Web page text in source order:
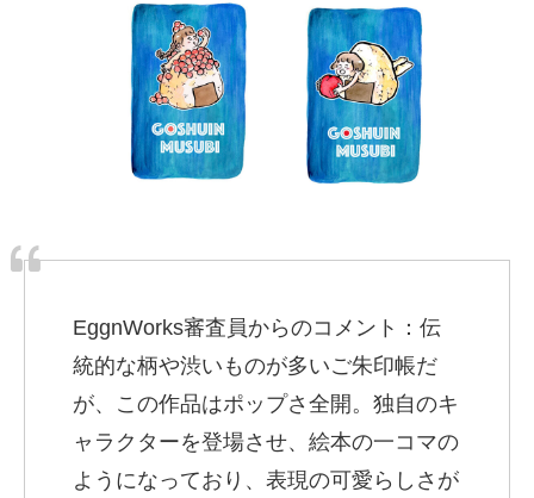
EggnWorks審査員からのコメント：伝
統的な柄や渋いものが多いご朱印帳だ
が、この作品はポップさ全開。独自のキ
ャラクターを登場させ、絵本の一コマの
ようになっており、表現の可愛らしさが